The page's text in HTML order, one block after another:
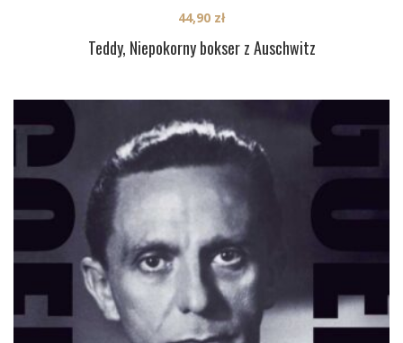
Teddy, Niepokorny bokser z Auschwitz
44,90 zł